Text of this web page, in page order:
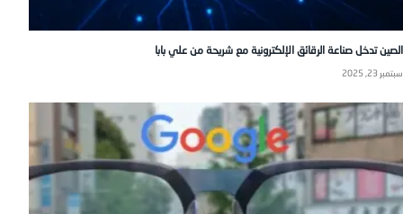
الصين تدخل صناعة الرقائق الإلكترونية مع شريحة من علي بابا
سبتمبر 23, 2025